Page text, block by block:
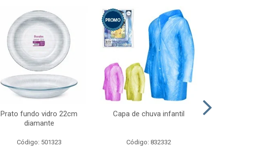
Prato fundo vidro 22cm
diamante
Código: 501323
Capa de chuva infantil
Código: 832332